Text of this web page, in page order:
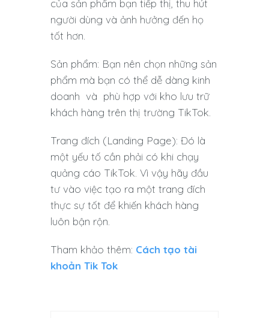
của sản phẩm bạn tiếp thị, thu hút
người dùng và ảnh hưởng đến họ
tốt hơn.
Sản phẩm: Bạn nên chọn những sản
phẩm mà bạn có thể dễ dàng kinh
doanh và phù hợp với kho lưu trữ
khách hàng trên thị trường TikTok.
Trang đích (Landing Page): Đó là
một yếu tố cần phải có khi chạy
quảng cáo TikTok. Vì vậy hãy đầu
tư vào việc tạo ra một trang đích
thực sự tốt để khiến khách hàng
luôn bận rộn.
Tham khảo thêm: Cách tạo tài
khoản Tik Tok